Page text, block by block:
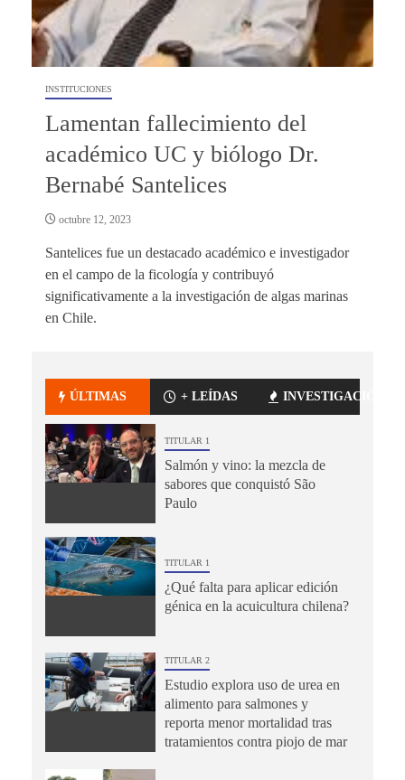
INSTITUCIONES
Lamentan fallecimiento del
académico UC y biólogo Dr.
Bernabé Santelices
octubre 12, 2023
Santelices fue un destacado académico e investigador
en el campo de la ficología y contribuyó
significativamente a la investigación de algas marinas
en Chile.
ÚLTIMAS + LEÍDAS INVESTIGACIÓN
TITULAR 1
Salmón y vino: la mezcla de
sabores que conquistó São
Paulo
TITULAR 1
¿Qué falta para aplicar edición
génica en la acuicultura chilena?
TITULAR 2
Estudio explora uso de urea en
alimento para salmones y
reporta menor mortalidad tras
tratamientos contra piojo de mar